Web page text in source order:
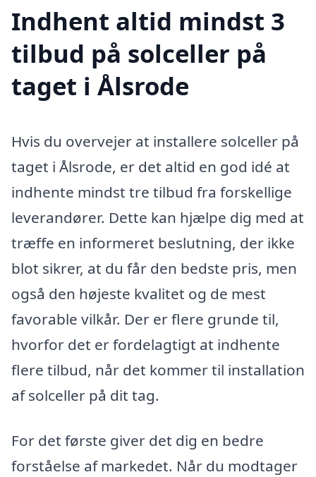
Indhent altid mindst 3
tilbud på solceller på
taget i Ålsrode
Hvis du overvejer at installere solceller på
taget i Ålsrode, er det altid en god idé at
indhente mindst tre tilbud fra forskellige
leverandører. Dette kan hjælpe dig med at
træffe en informeret beslutning, der ikke
blot sikrer, at du får den bedste pris, men
også den højeste kvalitet og de mest
favorable vilkår. Der er flere grunde til,
hvorfor det er fordelagtigt at indhente
flere tilbud, når det kommer til installation
af solceller på dit tag.
For det første giver det dig en bedre
forståelse af markedet. Når du modtager